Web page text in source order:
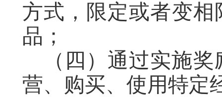
方式，限定或者变
品；
（四）通过实施
营、购买、使用特定